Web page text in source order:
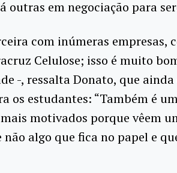
outras em negociação para
com inúmeras empresas,
Celulose; isso é muito
-, ressalta Donato, que
os estudantes: “Também é
motivados porque vêem
não algo que fica no papel e